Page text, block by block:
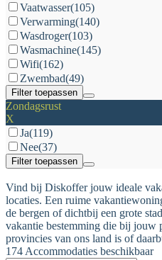
Vaatwasser(105)
Verwarming(140)
Wasdroger(103)
Wasmachine(145)
Wifi(162)
Zwembad(49)
Filter toepassen
Zondagsrust
X
Ja(119)
Nee(37)
Filter toepassen
Vind bij Diskoffer jouw ideale
locaties. Een ruime
de bergen of dichtbij een grote
vakantie bestemming die bij jouw
provincies van ons land is of
174 Accommodaties beschikbaar